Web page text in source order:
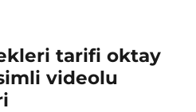
tarifi oktay
videolu